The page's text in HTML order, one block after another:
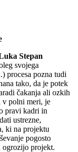
Stepan
svojega
procesa pozna tudi
tako, da je potek
čakanja ali ozkih
v polni meri, je
pravi kadri in
ustrezne,
ki na projektu
pogosto
ogrozijo projekt.